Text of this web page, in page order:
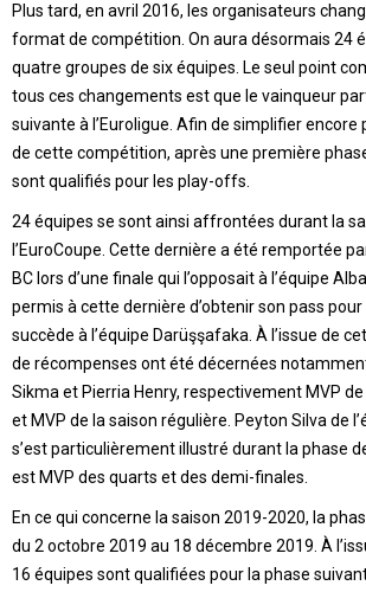
Plus tard, en avril 2016, les organisateurs
format de compétition. On aura désormais 24
quatre groupes de six équipes. Le seul point
tous ces changements est que le vainqueur
suivante à l’Euroligue. Afin de simplifier
de cette compétition, après une première
sont qualifiés pour les play-offs.
24 équipes se sont ainsi affrontées durant la
l’EuroCoupe. Cette dernière a été remportée
BC lors d’une finale qui l’opposait à l’équipe
permis à cette dernière d’obtenir son pass pour
succède à l’équipe Darüşşafaka. À l’issue de
de récompenses ont été décernées
Sikma et Pierria Henry, respectivement MVP
et MVP de la saison régulière. Peyton Silva de
s’est particulièrement illustré durant la phase
est MVP des quarts et des demi-finales.
En ce qui concerne la saison 2019-2020, la
du 2 octobre 2019 au 18 décembre 2019. À
16 équipes sont qualifiées pour la phase